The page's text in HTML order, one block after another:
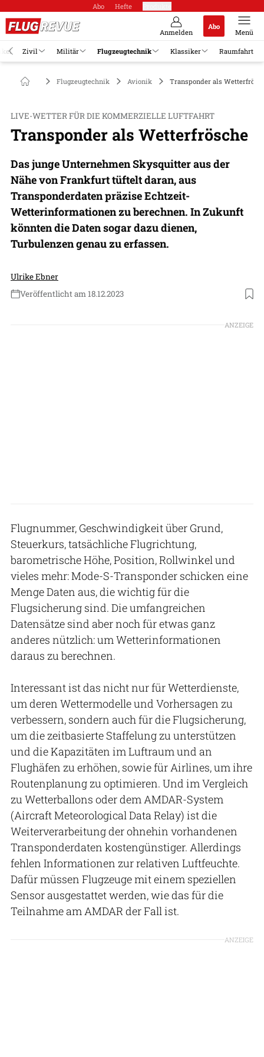
Abo Hefte
Anmelden
Abo
Menü
Zivil Militär Flugzeugtechnik Klassiker Raumfahrt
Flugzeugtechnik Avionik Transponder als
LIVE-WETTER FÜR DIE KOMMERZIELLE LUFTFAHRT
Transponder als Wetterfrösche
Das junge Unternehmen Skysquitter aus der
Nähe von Frankfurt tüftelt daran, aus
Transponderdaten präzise Echtzeit-
Wetterinformationen zu berechnen. In Zukunft
könnten die Daten sogar dazu dienen,
Turbulenzen genau zu erfassen.
Ulrike Ebner
Veröffentlicht am 18.12.2023
Foto: Airbus SAS 2023
ANZEIGE
Flugnummer, Geschwindigkeit über Grund,
Steuerkurs, tatsächliche Flugrichtung,
barometrische Höhe, Position, Rollwinkel und
vieles mehr: Mode-S-Transponder schicken eine
Menge Daten aus, die wichtig für die
Flugsicherung sind. Die umfangreichen
Datensätze sind aber noch für etwas ganz
anderes nützlich: um Wetterinformationen
daraus zu berechnen.
Interessant ist das nicht nur für Wetterdienste,
um deren Wettermodelle und Vorhersagen zu
verbessern, sondern auch für die Flugsicherung,
um die zeitbasierte Staffelung zu unterstützen
und die Kapazitäten im Luftraum und an
Flughäfen zu erhöhen, sowie für Airlines, um ihre
Routenplanung zu optimieren. Und im Vergleich
zu Wetterballons oder dem AMDAR-System
(Aircraft Meteorological Data Relay) ist die
Weiterverarbeitung der ohnehin vorhandenen
Transponderdaten kostengünstiger. Allerdings
fehlen Informationen zur relativen Luftfeuchte.
Dafür müssen Flugzeuge mit einem speziellen
Sensor ausgestattet werden, wie das für die
Teilnahme am AMDAR der Fall ist.
ANZEIGE